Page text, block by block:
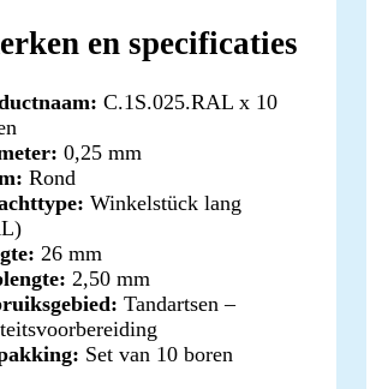
en specificaties
C.1S.025.RAL x 10
0,25 mm
Rond
Winkelstück lang
26 mm
2,50 mm
Tandartsen –
Set van 10 boren